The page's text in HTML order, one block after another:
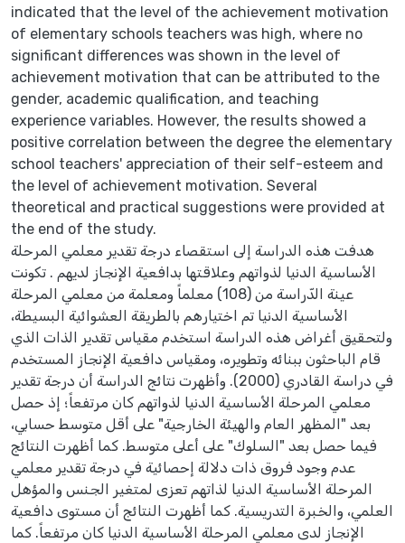
indicated that the level of the achievement motivation
of elementary schools teachers was high, where no
significant differences was shown in the level of
achievement motivation that can be attributed to the
gender, academic qualification, and teaching
experience variables. However, the results showed a
positive correlation between the degree the elementary
school teachers' appreciation of their self-esteem and
the level of achievement motivation. Several
theoretical and practical suggestions were provided at
the end of the study.
هدفت هذه الدراسة إلى استقصاء درجة تقدير معلمي المرحلة
الأساسية الدنيا لذواتهم وعلاقتها بدافعية الإنجاز لديهم . تكونت
عينة الدّراسة من (108) معلماً ومعلمة من معلمي المرحلة
الأساسية الدنيا تم اختيارهم بالطريقة العشوائية البسيطة،
ولتحقيق أغراض هذه الدراسة استخدم مقياس تقدير الذات الذي
قام الباحثون ببنائه وتطويره، ومقياس دافعية الإنجاز المستخدم
في دراسة القادري (2000). وأظهرت نتائج الدراسة أن درجة تقدير
معلمي المرحلة الأساسية الدنيا لذواتهم كان مرتفعاً؛ إذ حصل
بعد "المظهر العام والهيئة الخارجية" على أقل متوسط حسابي،
فيما حصل بعد "السلوك" على أعلى متوسط. كما أظهرت النتائج
عدم وجود فروق ذات دلالة إحصائية في درجة تقدير معلمي
المرحلة الأساسية الدنيا لذاتهم تعزى لمتغير الجنس والمؤهل
العلمي، والخبرة التدريسية. كما أظهرت النتائج أن مستوى دافعية
الإنجاز لدى معلمي المرحلة الأساسية الدنيا كان مرتفعاً. كما